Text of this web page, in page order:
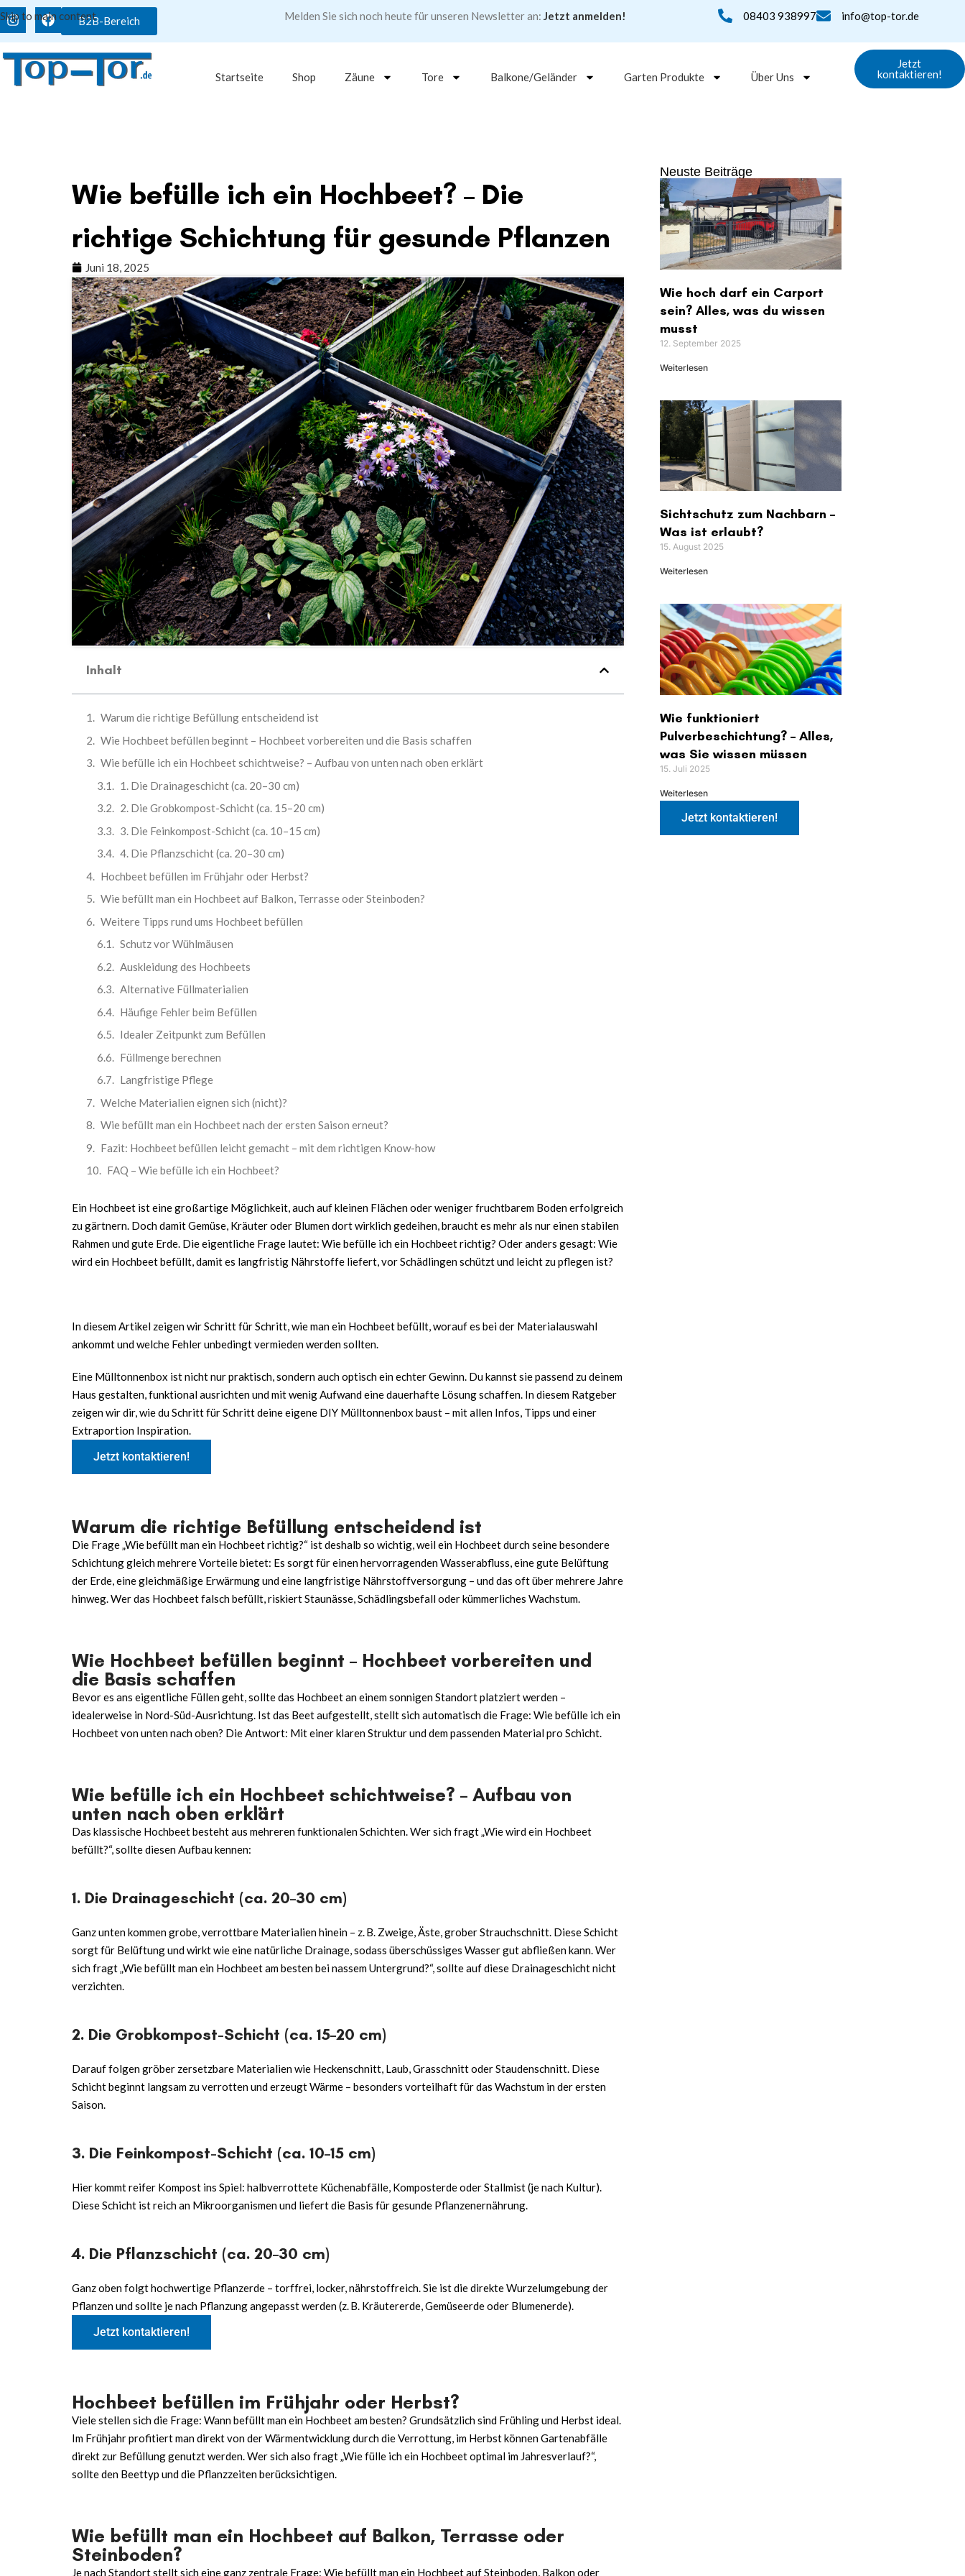
Skip to main contentB2B-Bereich Melden Sie sich noch heute für unseren Newsletter an: Jetzt anmelden! 08403 938997 info@top-tor.de
Startseite Shop Zäune Tore Balkone/Geländer Garten Produkte Über Uns
Jetzt
kontaktieren!
Wie befülle ich ein Hochbeet? – Die
richtige Schichtung für gesunde Pflanzen
Juni 18, 2025
Inhalt
Warum die richtige Befüllung entscheidend ist
Wie Hochbeet befüllen beginnt – Hochbeet vorbereiten und die Basis schaffen
Wie befülle ich ein Hochbeet schichtweise? – Aufbau von unten nach oben erklärt
1. Die Drainageschicht (ca. 20–30 cm)
2. Die Grobkompost-Schicht (ca. 15–20 cm)
3. Die Feinkompost-Schicht (ca. 10–15 cm)
4. Die Pflanzschicht (ca. 20–30 cm)
Hochbeet befüllen im Frühjahr oder Herbst?
Wie befüllt man ein Hochbeet auf Balkon, Terrasse oder Steinboden?
Weitere Tipps rund ums Hochbeet befüllen
Schutz vor Wühlmäusen
Auskleidung des Hochbeets
Alternative Füllmaterialien
Häufige Fehler beim Befüllen
Idealer Zeitpunkt zum Befüllen
Füllmenge berechnen
Langfristige Pflege
Welche Materialien eignen sich (nicht)?
Wie befüllt man ein Hochbeet nach der ersten Saison erneut?
Fazit: Hochbeet befüllen leicht gemacht – mit dem richtigen Know-how
FAQ – Wie befülle ich ein Hochbeet?
Ein Hochbeet ist eine großartige Möglichkeit, auch auf kleinen Flächen oder weniger fruchtbarem Boden erfolgreich
zu gärtnern. Doch damit Gemüse, Kräuter oder Blumen dort wirklich gedeihen, braucht es mehr als nur einen stabilen
Rahmen und gute Erde. Die eigentliche Frage lautet: Wie befülle ich ein Hochbeetrichtig? Oder anders gesagt: Wie
wird ein Hochbeet befüllt, damit es langfristig Nährstoffe liefert, vor Schädlingen schützt und leicht zu pflegen ist?
In diesem Artikel zeigen wir Schritt für Schritt, wie man ein Hochbeet befüllt, worauf es bei der Materialauswahl
ankommt und welche Fehler unbedingt vermieden werden sollten.
Eine Mülltonnenbox ist nicht nur praktisch, sondern auch optisch ein echter Gewinn. Du kannst sie passend zu deinem
Haus gestalten, funktional ausrichten und mit wenig Aufwand eine dauerhafte Lösung schaffen. In diesem Ratgeber
zeigen wir dir, wie du Schritt für Schritt deine eigene DIY Mülltonnenbox baust – mit allen Infos, Tipps und einer
Extraportion Inspiration.
Jetzt kontaktieren!
Warum die richtige Befüllung entscheidend ist
Die Frage „Wie befüllt man ein Hochbeetrichtig?“ ist deshalb so wichtig, weil ein Hochbeet durch seine besondere
Schichtung gleich mehrere Vorteile bietet: Es sorgt für einen hervorragenden Wasserabfluss, eine gute Belüftung
der Erde, eine gleichmäßige Erwärmung und eine langfristige Nährstoffversorgung – und das oft über mehrere Jahre
hinweg. Wer das Hochbeet falsch befüllt, riskiert Staunässe, Schädlingsbefall oder kümmerliches Wachstum.
Wie Hochbeet befüllen beginnt – Hochbeet vorbereiten und
die Basis schaffen
Bevor es ans eigentliche Füllen geht, sollte das Hochbeet an einem sonnigen Standort platziert werden –
idealerweise in Nord-Süd-Ausrichtung. Ist das Beet aufgestellt, stellt sich automatisch die Frage: Wie befülle ich ein
Hochbeetvon unten nach oben? Die Antwort: Mit einer klaren Struktur und dem passenden Material pro Schicht.
Wie befülle ich ein Hochbeet schichtweise? – Aufbau von
unten nach oben erklärt
Das klassische Hochbeet besteht aus mehreren funktionalen Schichten. Wer sich fragt „Wie wird ein Hochbeet
befüllt?“, sollte diesen Aufbau kennen:
1. Die Drainageschicht (ca. 20–30 cm)
Ganz unten kommen grobe, verrottbare Materialien hinein – z. B. Zweige, Äste, grober Strauchschnitt. Diese Schicht
sorgt für Belüftung und wirkt wie eine natürliche Drainage, sodass überschüssiges Wasser gut abfließen kann. Wer
sich fragt „Wie befüllt man ein Hochbeetam besten bei nassem Untergrund?“, sollte auf diese Drainageschicht nicht
verzichten.
2. Die Grobkompost-Schicht (ca. 15–20 cm)
Darauf folgen gröber zersetzbare Materialien wie Heckenschnitt, Laub, Grasschnitt oder Staudenschnitt. Diese
Schicht beginnt langsam zu verrotten und erzeugt Wärme – besonders vorteilhaft für das Wachstum in der ersten
Saison.
3. Die Feinkompost-Schicht (ca. 10–15 cm)
Hier kommt reifer Kompost ins Spiel: halbverrottete Küchenabfälle, Komposterde oder Stallmist (je nach Kultur).
Diese Schicht ist reich an Mikroorganismen und liefert die Basis für gesunde Pflanzenernährung.
4. Die Pflanzschicht (ca. 20–30 cm)
Ganz oben folgt hochwertige Pflanzerde – torffrei, locker, nährstoffreich. Sie ist die direkte Wurzelumgebung der
Pflanzen und sollte je nach Pflanzung angepasst werden (z. B. Kräutererde, Gemüseerde oder Blumenerde).
Jetzt kontaktieren!
Hochbeet befüllen im Frühjahr oder Herbst?
Viele stellen sich die Frage: Wann befüllt man ein Hochbeet am besten? Grundsätzlich sind Frühling und Herbst ideal.
Im Frühjahr profitiert man direkt von der Wärmentwicklung durch die Verrottung, im Herbst können Gartenabfälle
direkt zur Befüllung genutzt werden. Wer sich also fragt „Wie fülle ich ein Hochbeetoptimal im Jahresverlauf?“,
sollte den Beettyp und die Pflanzzeiten berücksichtigen.
Wie befüllt man ein Hochbeet auf Balkon, Terrasse oder
Steinboden?
Je nach Standort stellt sich eine ganz zentrale Frage: Wie befüllt man ein Hochbeetauf Steinboden, Balkon oder
Neuste Beiträge
Wie hoch darf ein Carport
sein? Alles, was du wissen
musst
12. September 2025
Weiterlesen
Sichtschutz zum Nachbarn –
Was ist erlaubt?
15. August 2025
Weiterlesen
Wie funktioniert
Pulverbeschichtung? – Alles,
was Sie wissen müssen
15. Juli 2025
Weiterlesen
Jetzt kontaktieren!